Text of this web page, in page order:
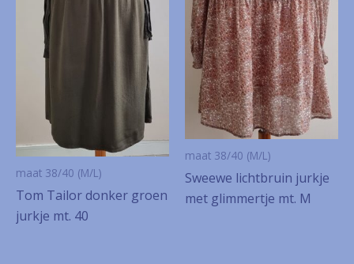
maat 38/40 (M/L)
Tom Tailor donker groen
jurkje mt. 40
maat 38/40 (M/L)
Sweewe lichtbruin jurkje
met glimmertje mt. M